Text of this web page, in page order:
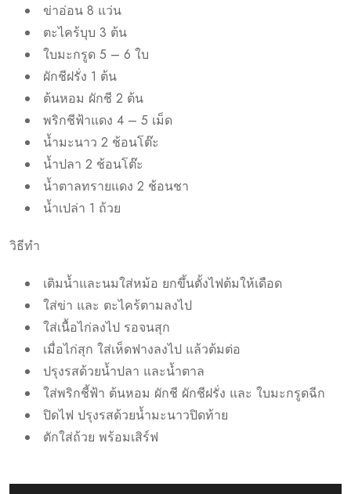
ข่าอ่อน 8 แว่น
ตะไคร้บุบ 3 ต้น
ใบมะกรูด 5 – 6 ใบ
ผักชีฝรั่ง 1 ต้น
ต้นหอม ผักชี 2 ต้น
พริกชีฟ้าแดง 4 – 5 เม็ด
น้ำมะนาว 2 ช้อนโต๊ะ
น้ำปลา 2 ช้อนโต๊ะ
น้ำตาลทรายแดง 2 ช้อนชา
น้ำเปล่า 1 ถ้วย
วิธีทำ
เติมน้ำและนมใส่หม้อ ยกขึ้นตั้งไฟต้มให้เดือด
ใส่ข่า และ ตะไคร้ตามลงไป
ใส่เนื้อไก่ลงไป รอจนสุก
เมื่อไก่สุก ใส่เห็ดฟางลงไป แล้วต้มต่อ
ปรุงรสด้วยน้ำปลา และน้ำตาล
ใส่พริกชี้ฟ้า ต้นหอม ผักชี ผักชีฝรั่ง และ ใบมะกรูดฉีก
ปิดไฟ ปรุงรสด้วยน้ำมะนาวปิดท้าย
ตักใส่ถ้วย พร้อมเสิร์ฟ